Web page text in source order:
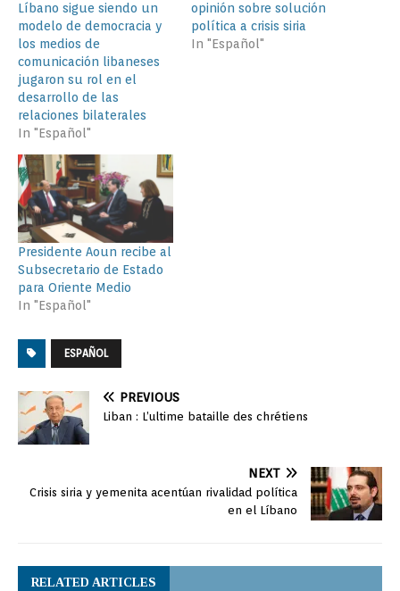
Líbano sigue siendo un
modelo de democracia y
los medios de
comunicación libaneses
jugaron su rol en el
desarrollo de las
relaciones bilaterales
In "Español"
opinión sobre solución
política a crisis siria
In "Español"
Presidente Aoun recibe al
Subsecretario de Estado
para Oriente Medio
In "Español"
ESPAÑOL
PREVIOUS
Liban : L’ultime bataille des chrétiens
NEXT
Crisis siria y yemenita acentúan rivalidad política
en el Líbano
RELATED ARTICLES